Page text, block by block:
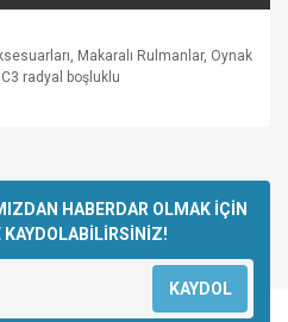
Makaralı Rulmanlar, Oynak
radyal boşluklu
Yaz
ederiz.
veya görüntülenemiyor.
bilgiler bulunuyor.
HABERDAR OLMAK İÇİN
KAYDOL